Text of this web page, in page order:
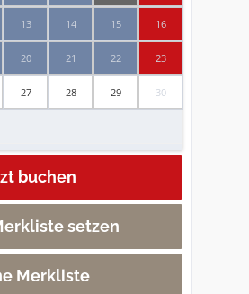
13 14 15 16
20 21 22 23
27 28 29 30
setzen
Merkliste